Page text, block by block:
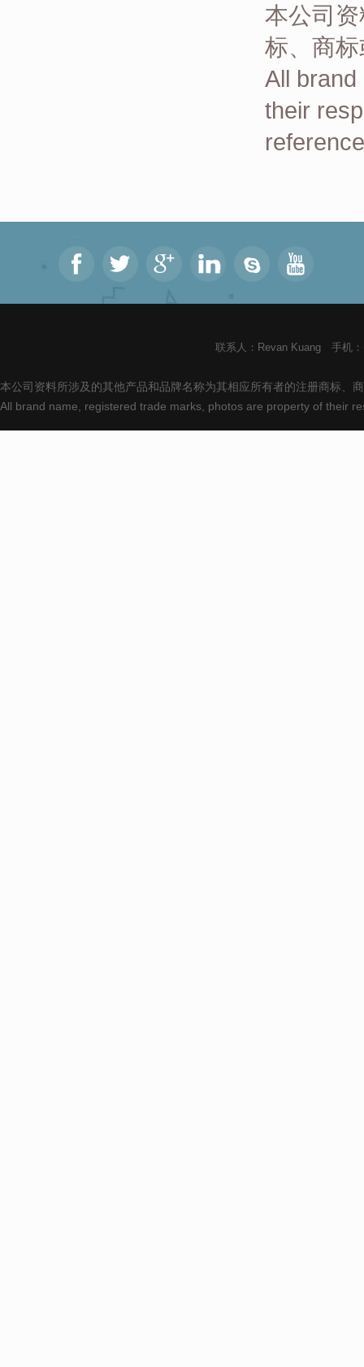
本公司
标、商
All
their
联系人：Revan Kuang 手机
本公司资料所涉及的其他产品和品牌名称为其相应所有者的注册商标、
All brand name, registered trade marks, photos are property of their